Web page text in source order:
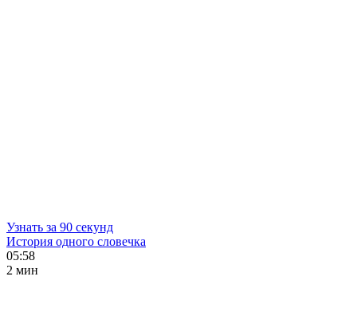
Узнать за 90 секунд
История одного словечка
05:58
2 мин